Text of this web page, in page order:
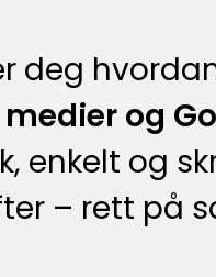
deg
og
enkelt og
– rett på